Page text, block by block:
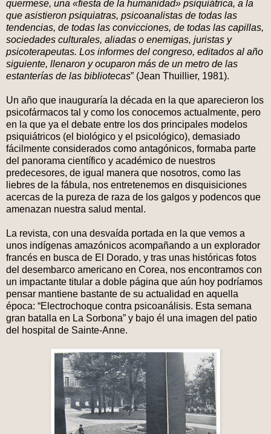
quermese, una «fiesta de la humanidad» psiquiátrica, a la
que asistieron psiquiatras, psicoanalistas de todas las
tendencias, de todas las convicciones, de todas las capillas,
sociedades culturales, aliadas o enemigas, juristas y
psicoterapeutas. Los informes del congreso, editados al año
siguiente, llenaron y ocuparon más de un metro de las
estanterías de las bibliotecas” (Jean Thuillier, 1981).
Un año que inauguraría la década en la que aparecieron los
psicofármacos tal y como los conocemos actualmente, pero
en la que ya el debate entre los dos principales modelos
psiquiátricos (el biológico y el psicológico), demasiado
fácilmente considerados como antagónicos, formaba parte
del panorama científico y académico de nuestros
predecesores, de igual manera que nosotros, como las
liebres de la fábula, nos entretenemos en disquisiciones
acercas de la pureza de raza de los galgos y podencos que
amenazan nuestra salud mental.
La revista, con una desvaída portada en la que vemos a
unos indígenas amazónicos acompañando a un explorador
francés en busca de El Dorado, y tras unas históricas fotos
del desembarco americano en Corea, nos encontramos con
un impactante titular a doble página que aún hoy podríamos
pensar mantiene bastante de su actualidad en aquella
época: “Electrochoque contra psicoanálisis. Esta semana
gran batalla en La Sorbona” y bajo él una imagen del patio
del hospital de Sainte-Anne.